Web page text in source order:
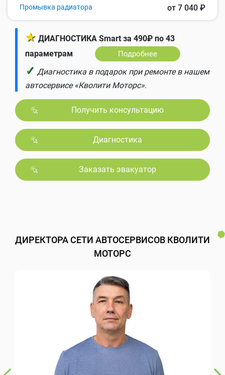
Промывка радиатора от 7 040 ₽
★ ДИАГНОСТИКА Smart за 490₽ по 43
параметрам
Подробнее
✓ Диагностика в подарок при ремонте в нашем
автосервисе «Кволити Моторс».
Получить консультацию
Диагностика
Заказать эвакуатор
ДИРЕКТОРА СЕТИ АВТОСЕРВИСОВ КВОЛИТИ
МОТОРС